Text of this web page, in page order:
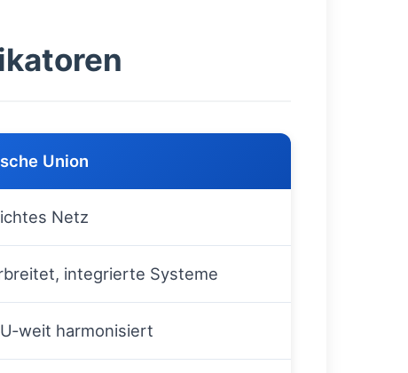
Union
Netz
integrierte Systeme
harmonisiert